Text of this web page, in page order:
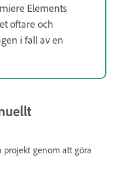
Elements
oftare och
i fall av en
genom att göra